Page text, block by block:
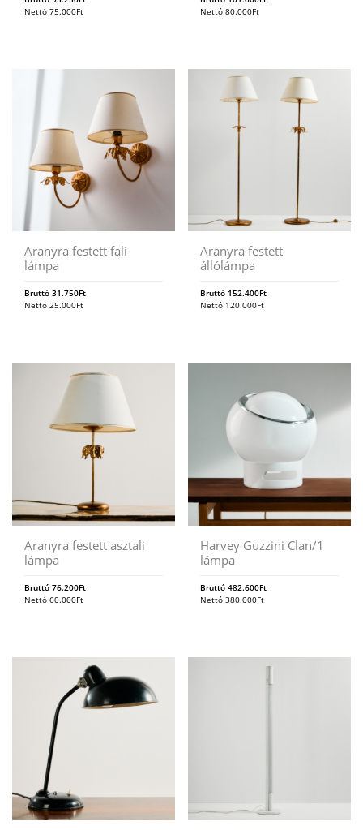
Nettó 75.000Ft
Nettó80.000Ft
Aranyra festett fali
lámpa
Bruttó 31.750Ft
Nettó 25.000Ft
Aranyra festett
állólámpa
Bruttó 152.400Ft
Nettó 120.000Ft
Aranyra festett asztali
lámpa
Bruttó 76.200Ft
Nettó 60.000Ft
Harvey Guzzini Clan/1
lámpa
Bruttó482.600Ft
Nettó380.000Ft